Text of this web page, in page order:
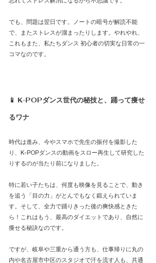
でも、問題は翌日です。ノートの暗号が解読不能
で、またストレスが溜まったりします。やれやれ、
これもまた、私たちダンス 初心者の切実な日常の一
コマなのです。
📱 K-POPダンス世代の秘技と、踊って痩せ
るワナ
時代は進み、今やスマホで先生の振付を撮影した
り、K-POPダンスの動画をスロー再生して研究した
りするのが当たり前になりました。
特に若い子たちは、何度も映像を見ることで、動き
を追う「目の力」がとんでもなく鍛えられていま
す。そして、全力で踊りきった後の爽快感ときた
ら！これはもう、最高のダイエットであり、自然に
痩せる秘訣なのです。
ですが、岐阜や三重から通う方も、仕事帰りに丸の
内や名古屋市中区のスタジオで汗を流す人も、共通